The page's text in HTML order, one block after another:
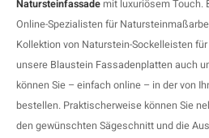
Natursteinfassade mit luxuriösem Touch.
Online-Spezialisten für
Kollektion von Naturstein-Sockelleisten
unsere Blaustein Fassadenplatten auch
können Sie – einfach online – in der von
bestellen. Praktischerweise können Sie
den gewünschten Sägeschnitt und die